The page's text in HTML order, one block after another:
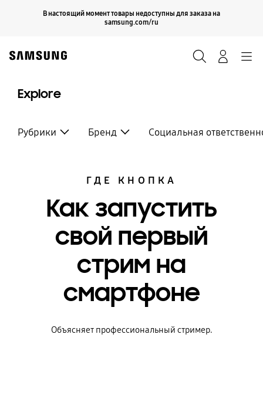
В настоящий момент товары недоступны для заказа на
samsung.com/ru
Продолжить
Explore
Рубрики Бренд Социальная
ГДЕ КНОПКА
Как запустить
свой первый
стрим на
смартфоне
Объясняет профессиональный стример.